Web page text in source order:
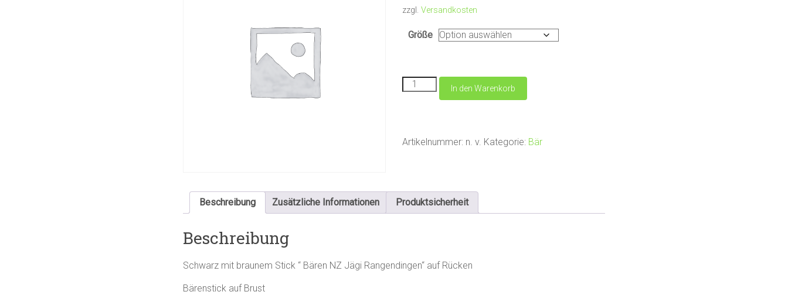
zzgl.Versandkosten
Größe
Kinder
Pulli
In den Warenkorb
Artikelnummer: n. v. Kategorie: Bär
Beschreibung Zusätzliche Informationen Produktsicherheit
Beschreibung
Schwarz mit braunem Stick “ Bären NZ Jägi Rangendingen“ auf Rücken
Bärenstick auf Brust